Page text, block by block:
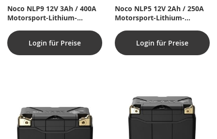
Noco NLP9 12V 3Ah / 400A
Motorsport-Lithium-
Login für Preise
Noco NLP5 12V 2Ah / 250A
Motorsport-Lithium-
Login für Preise